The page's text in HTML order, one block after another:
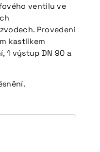
DE
ventilu ve
Provedení
kastlíkem
1 výstup DN 90 a